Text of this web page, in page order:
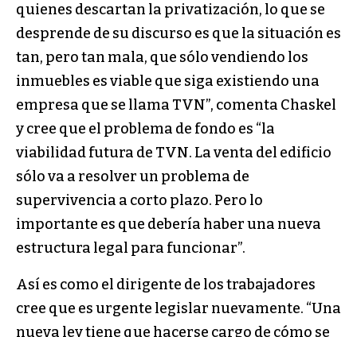
quienes descartan la privatización, lo que se
desprende de su discurso es que la situación es
tan, pero tan mala, que sólo vendiendo los
inmuebles es viable que siga existiendo una
empresa que se llama TVN”, comenta Chaskel
y cree que el problema de fondo es “la
viabilidad futura de TVN. La venta del edificio
sólo va a resolver un problema de
supervivencia a corto plazo. Pero lo
importante es que debería haber una nueva
estructura legal para funcionar”.
Así es como el dirigente de los trabajadores
cree que es urgente legislar nuevamente. “Una
nueva ley tiene que hacerse cargo de cómo se